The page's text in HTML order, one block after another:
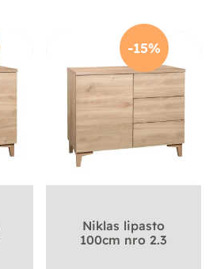
-15%
Niklas lipasto
100cm nro 2.3